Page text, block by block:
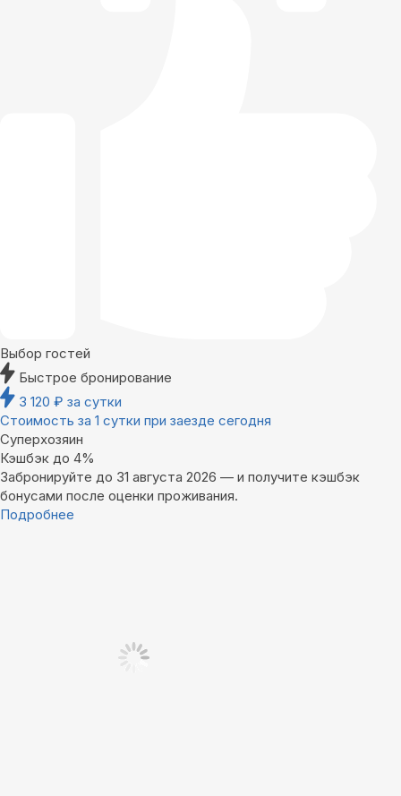
Выбор гостей
Быстрое бронирование
3 120 ₽ за сутки
Стоимость за 1 сутки при заезде сегодня
Суперхозяин
Кэшбэк до 4%
Забронируйте до 31 августа 2026 — и получите кэшбэк
бонусами после оценки проживания.
Подробнее